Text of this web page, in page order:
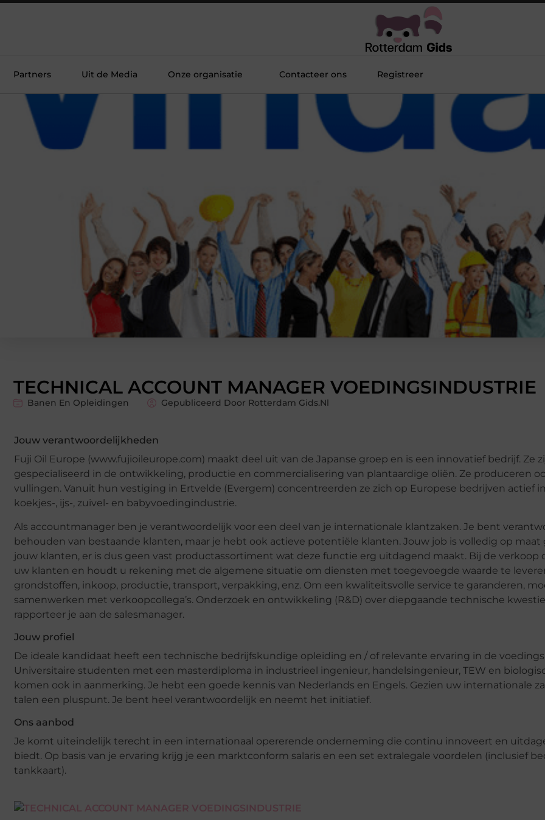
Partners Uit de Media Onze organisatie Contacteer ons Registreer
TECHNICAL ACCOUNT MANAGER VOEDINGSINDUSTRIE
Banen En Opleidingen Gepubliceerd Door Rotterdam Gids.nl
Jouw verantwoordelijkheden
Fuji Oil Europe (www.fujioileurope.com) maakt deel uit van de Japanse groep en is een innovatief bedrijf. Ze
gespecialiseerd in de ontwikkeling, productie en commercialisering van plantaardige oliën. Ze produceren
vullingen. Vanuit hun vestiging in Ertvelde (Evergem) concentreerden ze zich op Europese bedrijven actief
koekjes-, ijs-, zuivel- en babyvoedingindustrie.
Als accountmanager ben je verantwoordelijk voor een deel van je internationale klantzaken. Je bent
behouden van bestaande klanten, maar je hebt ook actieve potentiële klanten. Jouw job is volledig op maat
jouw klanten, er is dus geen vast productassortiment wat deze functie erg uitdagend maakt. Bij de
uw klanten en houdt u rekening met de algemene situatie om diensten met toegevoegde waarde te
grondstoffen, inkoop, productie, transport, verpakking, enz. Om een ​​kwaliteitsvolle service te garanderen,
samenwerken met verkoopcollega’s. Onderzoek en ontwikkeling (R&D) over diepgaande technische
rapporteer je aan de salesmanager.
Jouw profiel
De ideale kandidaat heeft een technische bedrijfskundige opleiding en / of relevante ervaring in de
Universitaire studenten met een masterdiploma in industrieel ingenieur, handelsingenieur, TEW en
komen ook in aanmerking. Je hebt een goede kennis van Nederlands en Engels. Gezien uw internationale
talen een pluspunt. Je bent heel verantwoordelijk en neemt het initiatief.
Ons aanbod
Je komt uiteindelijk terecht in een internationaal opererende onderneming die continu innoveert en
biedt. Op basis van je ervaring krijg je een marktconform salaris en een set extralegale voordelen (inclusief
tankkaart).